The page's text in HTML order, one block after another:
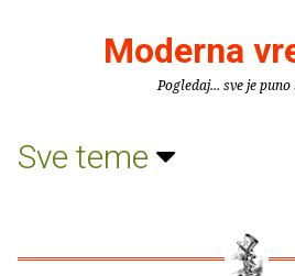
Moderna
Pogledaj... sve je
Sve teme